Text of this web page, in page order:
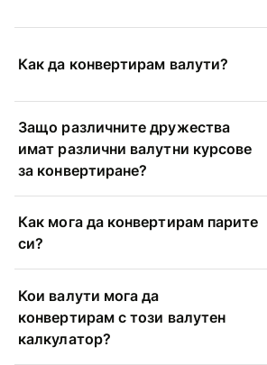
Как да конвертирам валути?
Защо различните дружества
имат различни валутни курсове
за конвертиране?
Как мога да конвертирам парите
си?
Кои валути мога да
конвертирам с този валутен
калкулатор?